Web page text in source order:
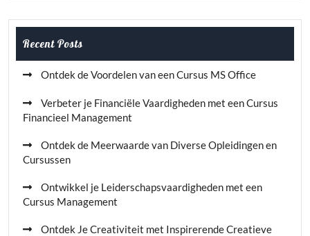
Recent Posts
Ontdek de Voordelen van een Cursus MS Office
Verbeter je Financiële Vaardigheden met een Cursus
Financieel Management
Ontdek de Meerwaarde van Diverse Opleidingen en
Cursussen
Ontwikkel je Leiderschapsvaardigheden met een
Cursus Management
Ontdek Je Creativiteit met Inspirerende Creatieve